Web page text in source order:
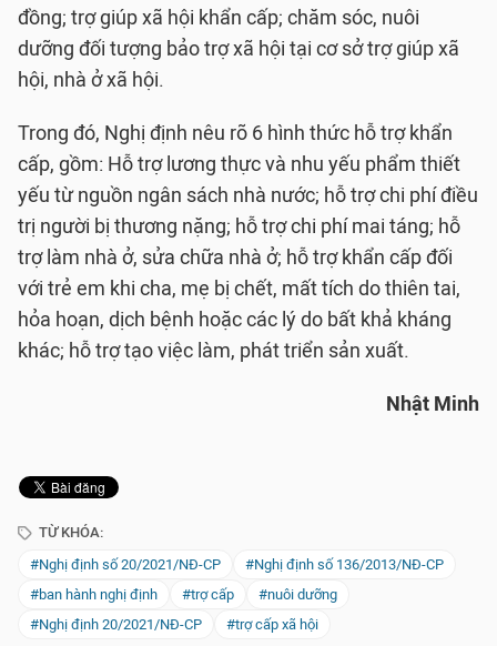
đồng; trợ giúp xã hội khẩn cấp; chăm sóc, nuôi
dưỡng đối tượng bảo trợ xã hội tại cơ sở trợ giúp xã
hội, nhà ở xã hội.
Trong đó, Nghị định nêu rõ 6 hình thức hỗ trợ khẩn
cấp, gồm: Hỗ trợ lương thực và nhu yếu phẩm thiết
yếu từ nguồn ngân sách nhà nước; hỗ trợ chi phí điều
trị người bị thương nặng; hỗ trợ chi phí mai táng; hỗ
trợ làm nhà ở, sửa chữa nhà ở; hỗ trợ khẩn cấp đối
với trẻ em khi cha, mẹ bị chết, mất tích do thiên tai,
hỏa hoạn, dịch bệnh hoặc các lý do bất khả kháng
khác; hỗ trợ tạo việc làm, phát triển sản xuất.
Nhật Minh
TỪ KHÓA:
#Nghị định số 20/2021/NĐ-CP
#Nghị định số 136/2013/NĐ-CP
#ban hành nghị định
#trợ cấp
#nuôi dưỡng
#Nghị định 20/2021/NĐ-CP
#trợ cấp xã hội